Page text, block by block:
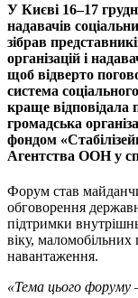
У Києві 16–17
надавачів
зібрав
організацій і
щоб відверто
система
краще відповідала
громадська
фондом
Агентства ООН у
Форум став
обговорення
підтримки
віку,
навантаження.
«Тема цього